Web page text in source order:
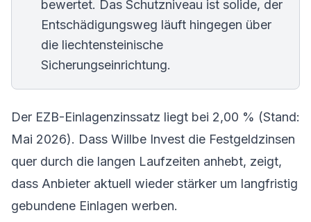
bewertet. Das Schutzniveau ist solide, der
Entschädigungsweg läuft hingegen über
die liechtensteinische
Sicherungseinrichtung.
Der EZB-Einlagenzinssatz liegt bei 2,00 % (Stand:
Mai 2026). Dass Willbe Invest die Festgeldzinsen
quer durch die langen Laufzeiten anhebt, zeigt,
dass Anbieter aktuell wieder stärker um langfristig
gebundene Einlagen werben.